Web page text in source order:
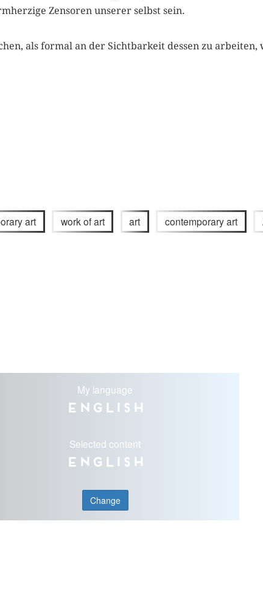
Zensoren unserer selbst sein.
als formal an der Sichtbarkeit dessen zu
art work of art art contemporary art
My language
English
Selected content
English
Change